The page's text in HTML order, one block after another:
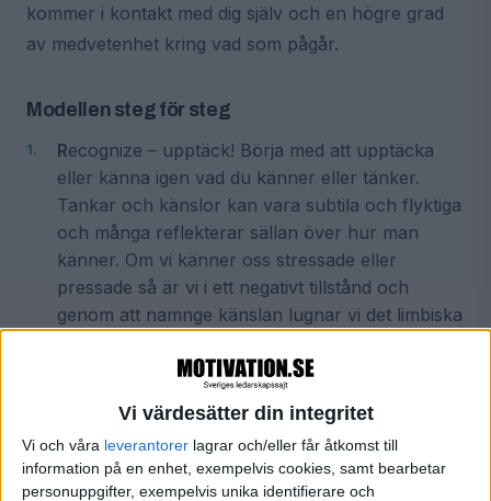
Vi värdesätter din integritet
Vi och våra leverantorer lagrar och/eller får åtkomst till
information på en enhet, exempelvis cookies, samt bearbetar
personuppgifter, exempelvis unika identifierare och
kommer i kontakt med dig själv och en högre grad
av medvetenhet kring vad som pågår.
Modellen steg för steg
Recognize – upptäck! Börja med att upptäcka
eller känna igen vad du känner eller tänker.
Tankar och känslor kan vara subtila och flyktiga
och många reflekterar sällan över hur man
känner. Om vi känner oss stressade eller
pressade så är vi i ett negativt tillstånd och
genom att namnge känslan lugnar vi det limbiska
som Dr. Daniel Siegel har myntat och är väldigt
användbart i praktiken. Så upptäck känslan eller
tanken och namnge känslan som tanken är
förenad med.
Allow – tillåt! Om vi har negativa känslor ökar